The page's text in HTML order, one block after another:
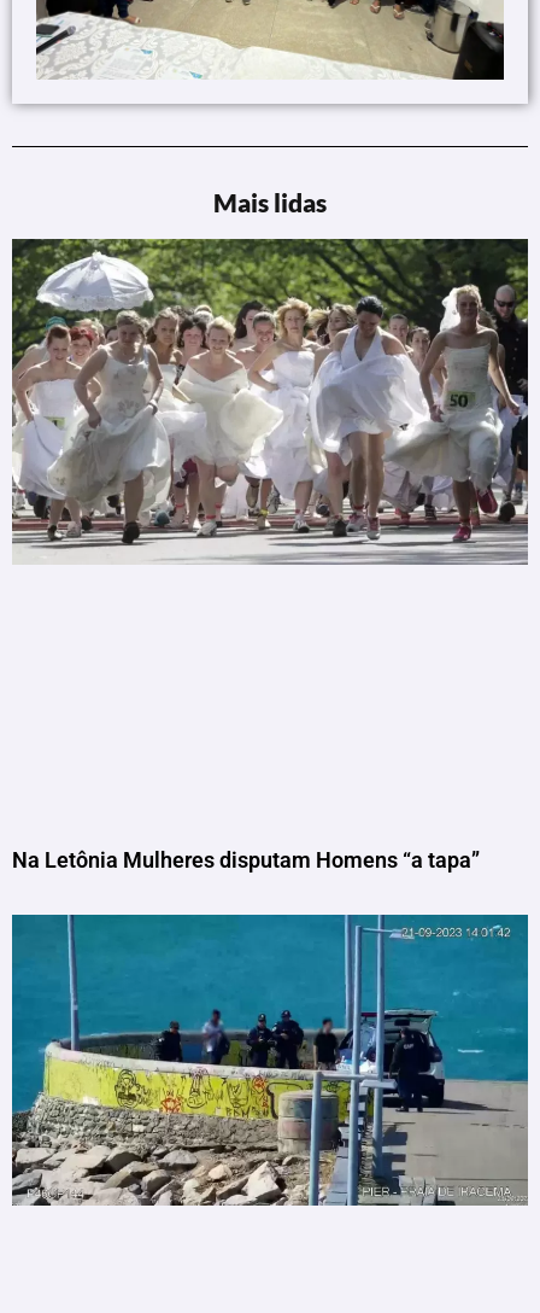
Mais lidas
Na Letônia Mulheres disputam Homens “a tapa”